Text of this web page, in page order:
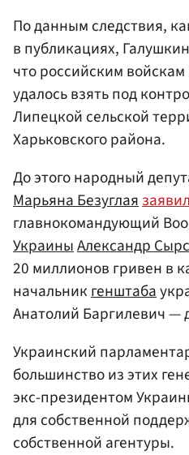
По данным следствия,
в публикациях,
что российским
удалось взять под
Липецкой сельской
Харьковского района.
До этого народный
Марьяна Безуглая
главнокомандующий
УкраиныАлександр
20 миллионов гривен в
начальникгенштаба
Анатолий Баргилевич —
Украинский
большинство из этих
экс-президентом
для собственной
собственной агентуры.